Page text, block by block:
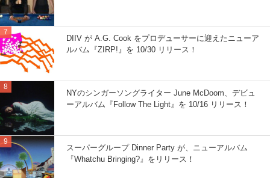
DIIV が A.G. Cook をプロデューサーに迎えたニューア
ルバム『ZIRP!』を 10/30 リリース！
NYのシンガーソングライター June McDoom、デビュ
ーアルバム『Follow The Light』を 10/16 リリース！
スーパーグループ Dinner Party が、ニューアルバム
『Whatchu Bringing?』をリリース！